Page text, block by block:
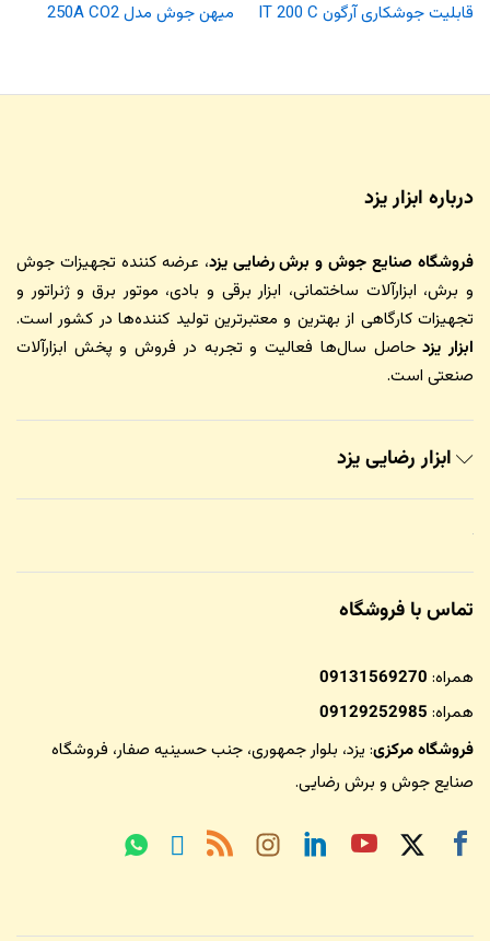
قابلیت جوشکاری آرگون IT 200 C
میهن جوش مدل 250A CO2
درباره ابزار یزد
فروشگاه صنایع جوش و برش رضایی یزد، عرضه کننده تجهیزات جوش
و برش، ابزارآلات ساختمانی، ابزار برقی و بادی، موتور برق و ژنراتور و
تجهیزات کارگاهی از بهترین و معتبرترین تولید کننده‌ها در کشور است.
ابزار یزدحاصل سال‌ها فعالیت و تجربه در فروش و پخش ابزارآلات
صنعتی است.
ابزار رضایی یزد
تماس با فروشگاه
همراه: 09131569270
همراه: 09129252985
فروشگاه مرکزی: یزد، بلوار جمهوری، جنب حسینیه صفار، فروشگاه
صنایع جوش و برش رضایی.